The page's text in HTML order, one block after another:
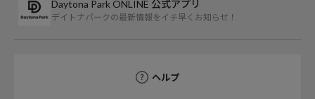
Daytona Park ONLINE 公式アプリ
デイトナパークの最新情報をイチ早くお知らせ！
ヘルプ